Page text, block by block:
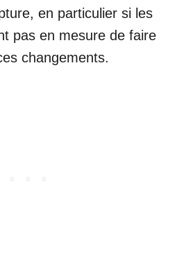
en particulier si les
pas en mesure de faire
changements.